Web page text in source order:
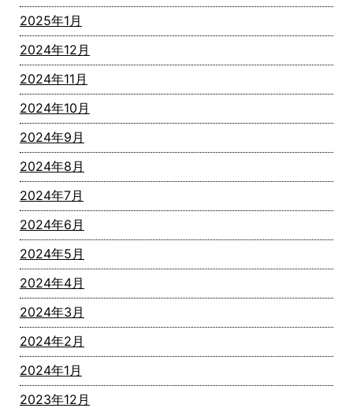
2025年1月
2024年12月
2024年11月
2024年10月
2024年9月
2024年8月
2024年7月
2024年6月
2024年5月
2024年4月
2024年3月
2024年2月
2024年1月
2023年12月